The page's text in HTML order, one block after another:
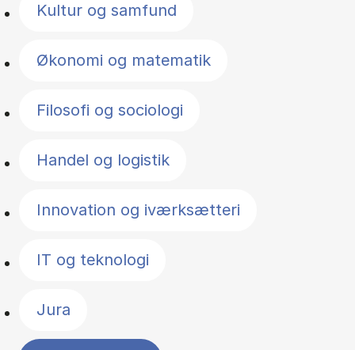
Kultur og samfund
Økonomi og matematik
Filosofi og sociologi
Handel og logistik
Innovation og iværksætteri
IT og teknologi
Jura